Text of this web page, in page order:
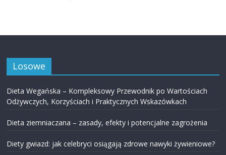
Losowe
Dieta Wegańska – Kompleksowy Przewodnik po Wartościach
Odżywczych, Korzyściach i Praktycznych Wskazówkach
Dieta ziemniaczana – zasady, efekty i potencjalne zagrożenia
Diety gwiazd: jak celebryci osiągają zdrowe nawyki żywieniowe?